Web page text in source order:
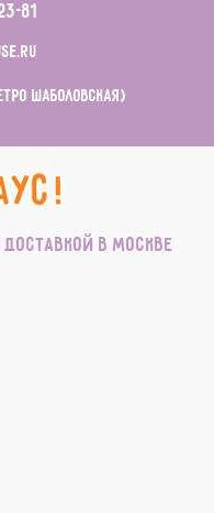
81
Шаболовская)
в Москве